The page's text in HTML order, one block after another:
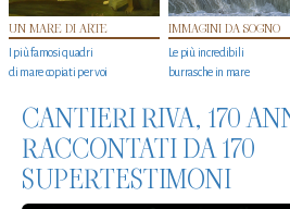
UN MARE DI ARTE
I più famosi quadri
di mare copiati per voi
IMMAGINI DA SOGNO
Le più incredibili
burrasche in mare
CANTIERI RIVA, 170
RACCONTATI DA 170
SUPERTESTIMONI